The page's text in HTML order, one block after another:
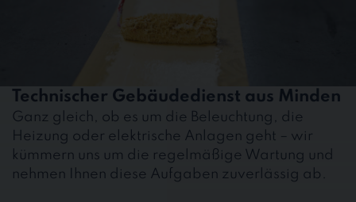
Technischer Gebäudedienst aus Minden
Ganz gleich, ob es um die Beleuchtung, die
Heizung oder elektrische Anlagen geht – wir
kümmern uns um die regelmäßige Wartung und
nehmen Ihnen diese Aufgaben zuverlässig ab.